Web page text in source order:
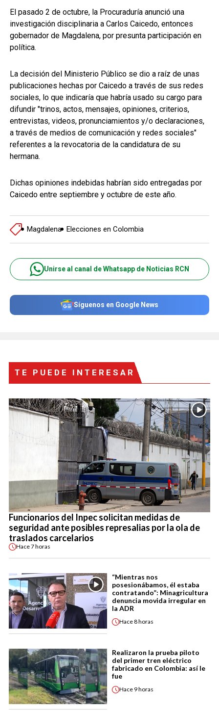
El pasado 2 de octubre, la Procuraduría anunció una
investigación disciplinaria a Carlos Caicedo, entonces
gobernador de Magdalena, por presunta participación en
política.
La decisión del Ministerio Público se dio a raíz de unas
publicaciones hechas por Caicedo a través de sus redes
sociales, lo que indicaría que habría usado su cargo para
difundir "trinos, actos, mensajes, opiniones, criterios,
entrevistas, videos, pronunciamientos y/o declaraciones,
a través de medios de comunicación y redes sociales"
referentes a la revocatoria de la candidatura de su
hermana.
Dichas opiniones indebidas habrían sido entregadas por
Caicedo entre septiembre y octubre de este año.
Magdalena Elecciones en Colombia
Unirse al canal de Whatsapp de Noticias RCN
Síguenos en Google News
TE PUEDE INTERESAR
Funcionarios del Inpec solicitan medidas de
seguridad ante posibles represalias por la ola de
traslados carcelarios
Hace7 horas
“Mientras nos
posesionábamos, él estaba
contratando”: Minagricultura
denuncia movida irregular en
la ADR
Hace8 horas
Realizaron la prueba piloto
del primer tren eléctrico
fabricado en Colombia: así le
fue
Hace 9 horas